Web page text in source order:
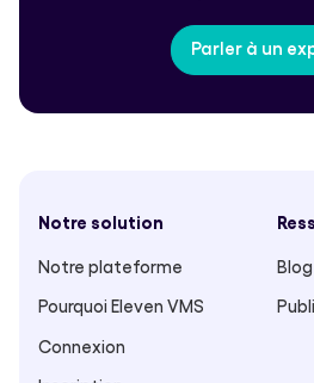
Parler à un
Notre solution
Notre plateforme
Pourquoi Eleven VMS
Connexion
Blog